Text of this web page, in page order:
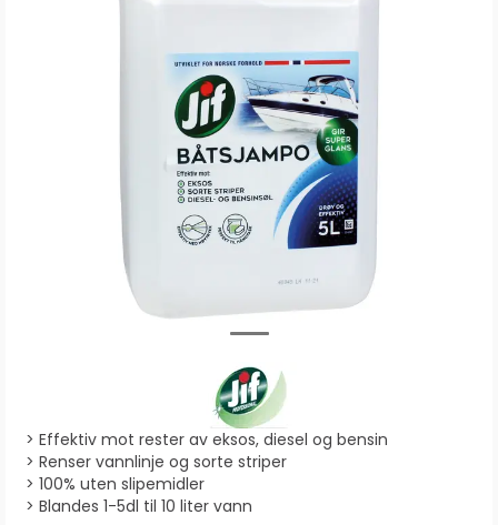
Effektiv mot rester av eksos, diesel og bensin
Renser vannlinje og sorte striper
100% uten slipemidler
Blandes 1-5dl til 10 liter vann